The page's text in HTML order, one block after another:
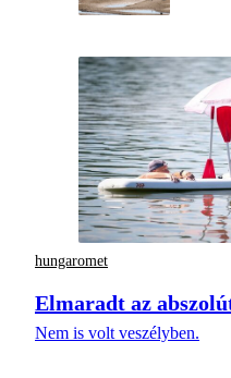
hungaromet
Elmaradt az
Nem is volt veszélyben.